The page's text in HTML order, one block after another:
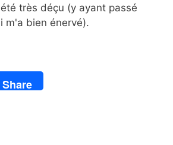
très déçu (y ayant passé
m'a bien énervé).
Share